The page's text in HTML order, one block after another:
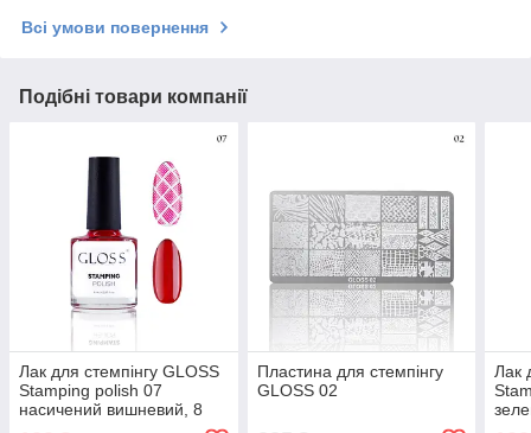
Всі умови повернення
Подібні товари компанії
Лак для стемпінгу GLOSS
Stamping polish 07
насичений вишневий, 8
Пластина для стемпінгу
GLOSS 02
Лак